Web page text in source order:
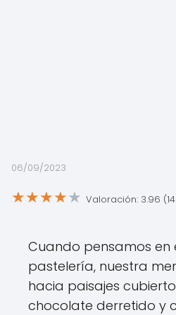
06/09/2023
★★★★★ Valoración: 3.96
Cuando pensamos en
pastelería, nuestra
hacia paisajes
chocolate derretido y